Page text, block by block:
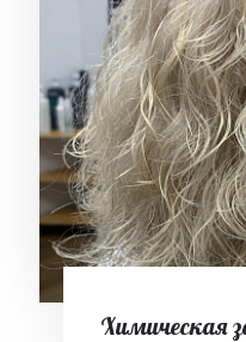
Химическая